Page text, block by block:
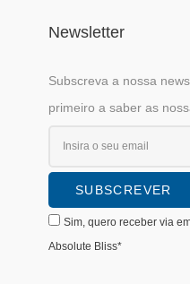
Newsletter
Subscreva a nossa
primeiro a saber as
Sim, quero receber via
Absolute Bliss*